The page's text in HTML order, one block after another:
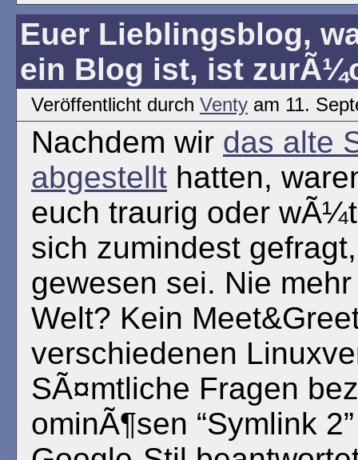
Euer Lieblingsblog,
ein Blog ist, ist
Veröffentlicht durch Venty am 11.
Nachdem wir das alte
abgestellt hatten,
euch traurig oder
sich zumindest
gewesen sei. Nie
Welt? Kein
verschiedenen
SÃ¤mtliche Fragen
ominÃ¶sen “Symlink